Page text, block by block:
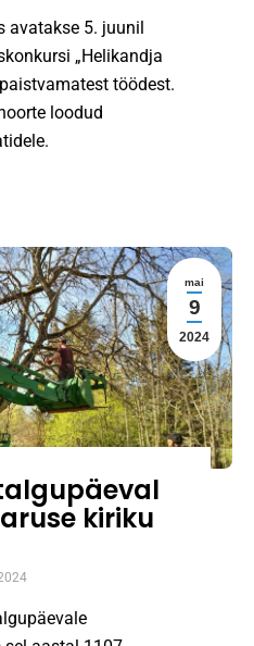
avatakse 5. juunil
„Helikandja
töödest.
loodud
mai
9
2024
kiriku